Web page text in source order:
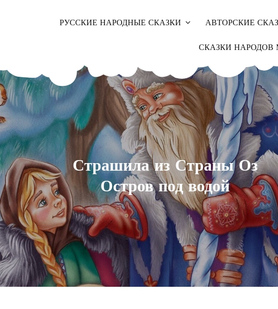
РУССКИЕ НАРОДНЫЕ СКАЗКИ АВТОРСКИЕ
СКАЗКИ НАРОДОВ
Страшила из Страны Оз
Остров под водой